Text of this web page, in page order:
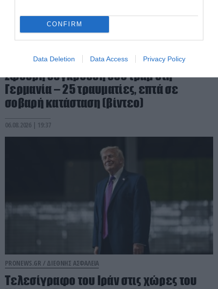
CONFIRM
Data Deletion Data Access Privacy Policy
PRONEWS.GR /ΔΙΕΘΝΗΣ ΑΣΦΑΛΕΙΑ
Σφοδρή σύγκρουση δύο τραμ στη
Γερμανία – 25 τραυματίες, επτά σε
σοβαρή κατάσταση (βίντεο)
06.08.2026 | 19:37
PRONEWS.GR / ΔΙΕΘΝΗΣ ΑΣΦΑΛΕΙΑ
Τελεσίγραφο του Ιράν στις χώρες του